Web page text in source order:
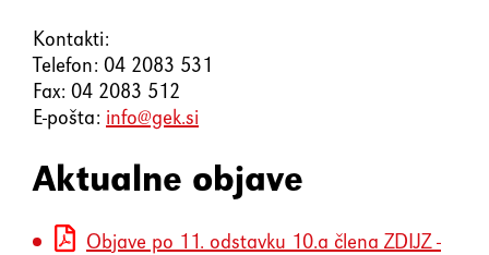
Kontakti:
Telefon: 04 2083 531
Fax: 04 2083 512
E-pošta: info@gek.si
Aktualne objave
Objave po 11. odstavku 10.a člena ZDIJZ -
Premakne fokus na naslednji
element
Premakne fokus na prejšnji